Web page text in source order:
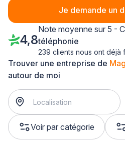
Je demande un
Trouver une entreprise de
autour de moi
Voir par catégorie
4,8
Note moyenne sur 5 -
téléphonie
239 clients nous ont déjà